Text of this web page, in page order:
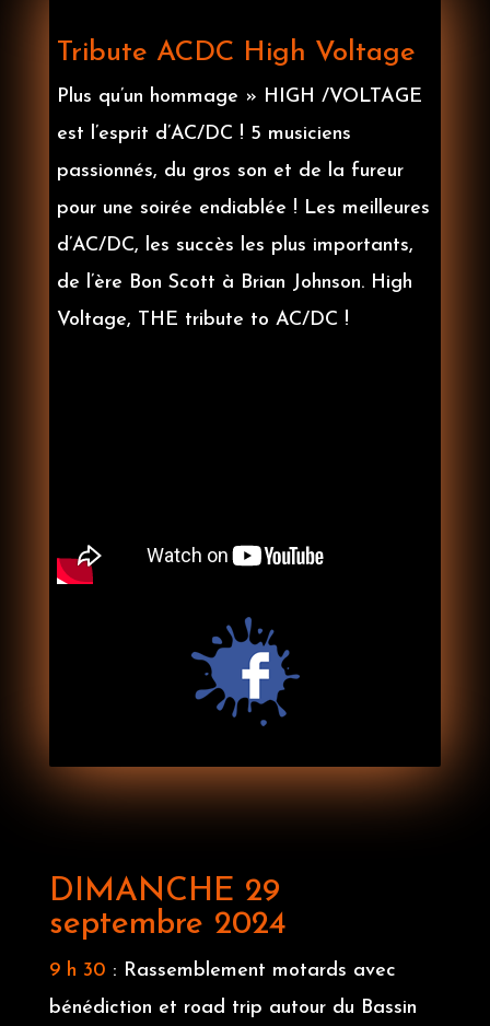
Tribute ACDC High Voltage
Plus qu’un hommage » HIGH /VOLTAGE
est l’esprit d’AC/DC ! 5 musiciens
passionnés, du gros son et de la fureur
pour une soirée endiablée ! Les meilleures
d’AC/DC, les succès les plus importants,
de l’ère Bon Scott à Brian Johnson. High
Voltage, THE tribute to AC/DC !
DIMANCHE 29
septembre 2024
9 h 30 : Rassemblement motards avec
bénédiction et road trip autour du Bassin